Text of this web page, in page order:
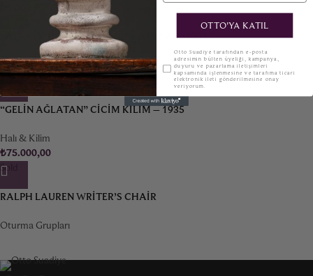
“ATLA ÖZDEŞLEŞME” – ESER AFACAN (1953-)
Tablo
500.000,00
“GELIN AĞLATAN” CICIM KILIM – 1935
Halı & Kilim
₺75.000,00
Sold
RALPH LAUREN WRITER’S CHAIR
Oturma Grupları
OTTO'YA KATIL
KVKKOtto Suadiye tarafından e-posta
adresimin bülten üyeliği, kampanya,
duyuru ve pazarlama iletişimleri
kapsamında işlenmesine ve tarafıma ticari
elektronik ileti gönderilmesine onay
veriyorum.